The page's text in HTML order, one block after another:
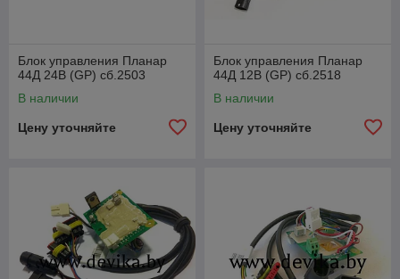
Блок управления Планар
44Д 24В (GP) сб.2503
В наличии
Цену уточняйте
Блок управления Планар
44Д 12В (GP) сб.2518
В наличии
Цену уточняйте